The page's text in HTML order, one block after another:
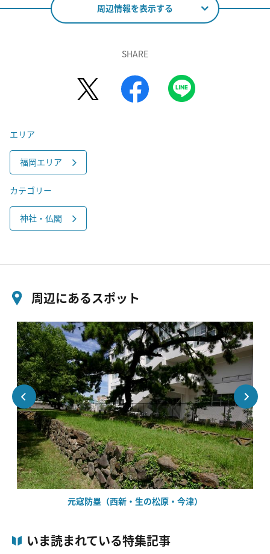
周辺情報を表示する
SHARE
エリア
福岡エリア
カテゴリー
神社・仏閣
周辺にあるスポット
元寇防塁（西新・生の松原・今津）
いま読まれている特集記事